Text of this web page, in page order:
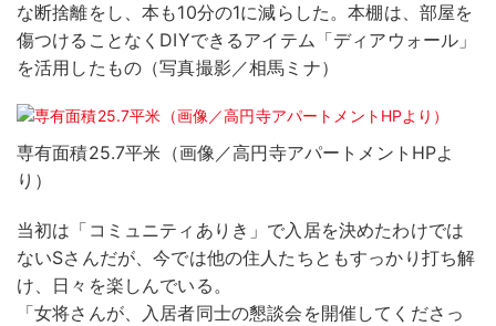
な断捨離をし、本も10分の1に減らした。本棚は、部屋を
傷つけることなくDIYできるアイテム「ディアウォール」
を活用したもの（写真撮影／相馬ミナ）
専有面積25.7平米（画像／高円寺アパートメントHPよ
り）
当初は「コミュニティありき」で入居を決めたわけでは
ないSさんだが、今では他の住人たちともすっかり打ち解
け、日々を楽しんでいる。
「女将さんが、入居者同士の懇談会を開催してくださっ